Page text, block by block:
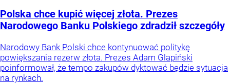
Polska chce kupić więcej złota. Prezes
Narodowego Banku Polskiego zdradził szczegóły
Narodowy Bank Polski chce kontynuować politykę
powiększania rezerw złota. Prezes Adam Glapiński
poinformował, że tempo zakupów dyktować będzie sytuacja
na rynkach.